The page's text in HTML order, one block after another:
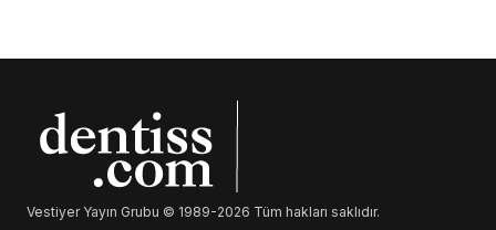
Vestiyer Yayın Grubu © 1989-2026 Tüm hakları saklıdır.